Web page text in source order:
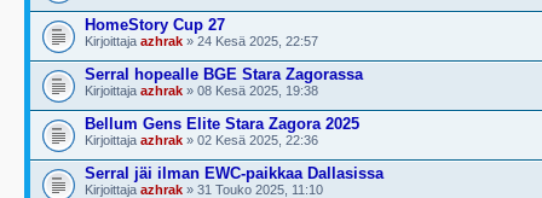
HomeStory Cup 27
Kirjoittaja azhrak » 24 Kesä 2025, 22:57
Serral hopealle BGE Stara Zagorassa
Kirjoittaja azhrak » 08 Kesä 2025, 19:38
Bellum Gens Elite Stara Zagora 2025
Kirjoittaja azhrak » 02 Kesä 2025, 22:36
Serral jäi ilman EWC-paikkaa Dallasissa
Kirjoittaja azhrak » 31 Touko 2025, 11:10